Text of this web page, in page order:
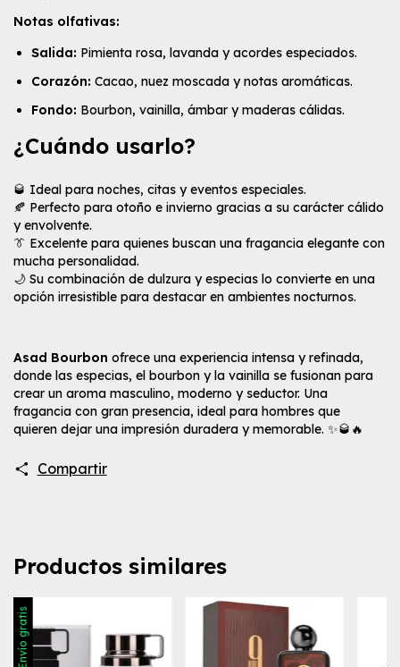
Notas olfativas:
Salida: Pimienta rosa, lavanda y acordes especiados.
Corazón: Cacao, nuez moscada y notas aromáticas.
Fondo: Bourbon, vainilla, ámbar y maderas cálidas.
¿Cuándo usarlo?
🥃 Ideal para noches, citas y eventos especiales.
🍂 Perfecto para otoño e invierno gracias a su carácter cálido
y envolvente.
👔 Excelente para quienes buscan una fragancia elegante con
mucha personalidad.
🌙 Su combinación de dulzura y especias lo convierte en una
opción irresistible para destacar en ambientes nocturnos.
Asad Bourbon ofrece una experiencia intensa y refinada,
donde las especias, el bourbon y la vainilla se fusionan para
crear un aroma masculino, moderno y seductor. Una
fragancia con gran presencia, ideal para hombres que
quieren dejar una impresión duradera y memorable. ✨🥃🔥
Compartir
Productos similares
Envío gratis